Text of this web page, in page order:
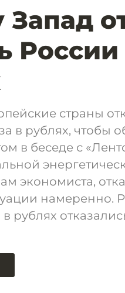
России
страны
в рублях, чтобы
в беседе с
экономиста,
намеренно.
в рублях